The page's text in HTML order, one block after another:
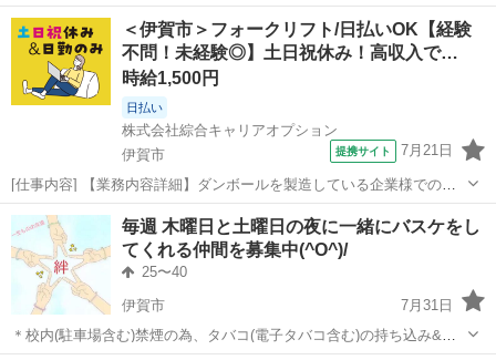
＜伊賀市＞フォークリフト/日払いOK【経験
不問！未経験◎】土日祝休み！高収入で…
時給1,500円
日払い
株式会社綜合キャリアオプション
伊賀市
提携サイト 7月21日
[仕事内容] 【業務内容詳細】ダンボールを製造している企業様でのお
仕事です。 下記業務をお任せいたします。 ・フォークリフトでのダン
ボール製品の運搬・ダンボール在庫整理などの付帯業務【取扱製品情
報】ダンボールなど 。＋お仕...
三重 伊賀市 工場
毎週 木曜日と土曜日の夜に一緒にバスケをし
てくれる仲間を募集中(^O^)/
25〜40
伊賀市
7月31日
＊校内(駐車場含む)禁煙の為、タバコ(電子タバコ含む)の持ち込み&喫